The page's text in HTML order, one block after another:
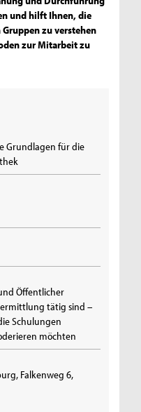
und hilft Ihnen, die
zu verstehen
zur Mitarbeit zu
Grundlagen für die
Öffentlicher
tätig sind –
Schulungen
möchten
Falkenweg 6,